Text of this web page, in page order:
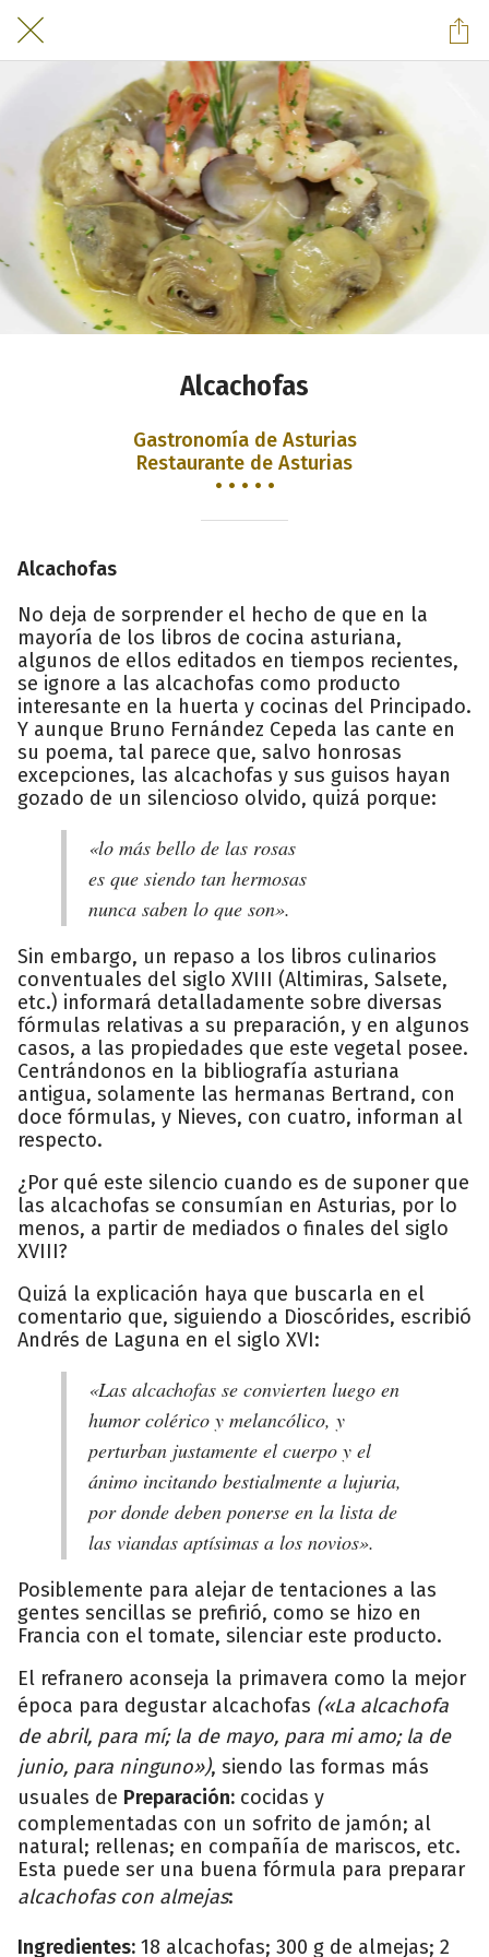
Alcachofas
Gastronomía de Asturias
Restaurante de Asturias
• • • • •
Alcachofas
No deja de sorprender el hecho de que en la
mayoría de los libros de cocina asturiana,
algunos de ellos editados en tiempos recientes,
se ignore a las alcachofas como producto
interesante en la huerta y cocinas del Principado.
Y aunque Bruno Fernández Cepeda las cante en
su poema, tal parece que, salvo honrosas
excepciones, las alcachofas y sus guisos hayan
gozado de un silencioso olvido, quizá porque:
«lo más bello de las rosas
es que siendo tan hermosas
nunca saben lo que son».
Sin embargo, un repaso a los libros culinarios
conventuales del siglo XVIII (Altimiras, Salsete,
etc.) informará detalladamente sobre diversas
fórmulas relativas a su preparación, y en algunos
casos, a las propiedades que este vegetal posee.
Centrándonos en la bibliografía asturiana
antigua, solamente las hermanas Bertrand, con
doce fórmulas, y Nieves, con cuatro, informan al
respecto.
¿Por qué este silencio cuando es de suponer que
las alcachofas se consumían en Asturias, por lo
menos, a partir de mediados o finales del siglo
XVIII?
Quizá la explicación haya que buscarla en el
comentario que, siguiendo a Dioscórides, escribió
Andrés de Laguna en el siglo XVI:
«Las alcachofas se convierten luego en
humor colérico y melancólico, y
perturban justamente el cuerpo y el
ánimo incitando bestialmente a lujuria,
por donde deben ponerse en la lista de
las viandas aptísimas a los novios».
Posiblemente para alejar de tentaciones a las
gentes sencillas se prefirió, como se hizo en
Francia con el tomate, silenciar este producto.
El refranero aconseja la primavera como la mejor
época para degustar alcachofas («La alcachofa
de abril, para mí; la de mayo, para mi amo; la de
junio, para ninguno»), siendo las formas más
usuales de Preparación: cocidas y
complementadas con un sofrito de jamón; al
natural; rellenas; en compañía de mariscos, etc.
Esta puede ser una buena fórmula para preparar
alcachofas con almejas:
Ingredientes: 18 alcachofas; 300 g de almejas; 2